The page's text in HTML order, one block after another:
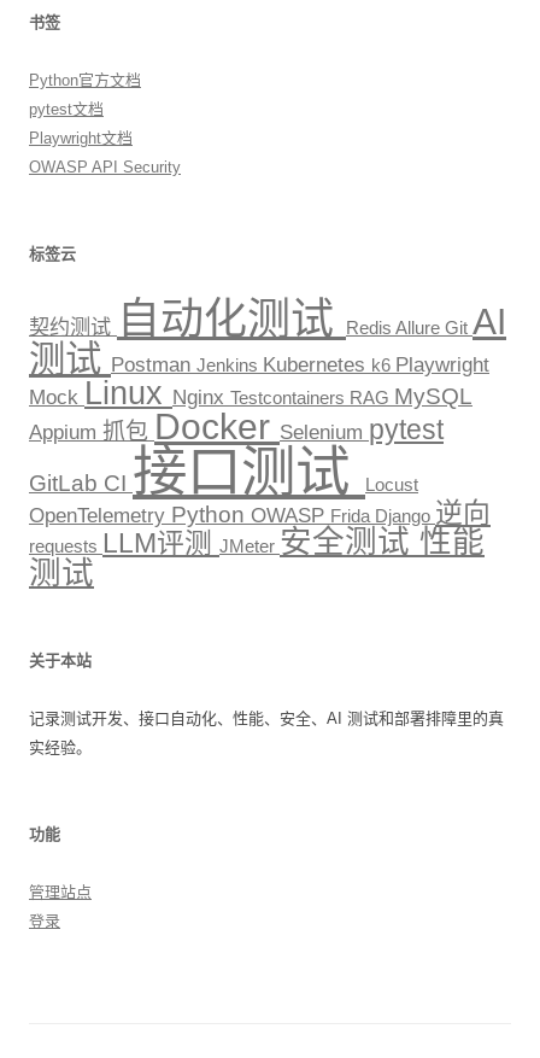
书签
Python官方文档
pytest文档
Playwright文档
OWASP API Security
标签云
契约测试 自动化测试 Redis Allure Git AI
测试 Postman Jenkins Kubernetes k6 Playwright
Mock Linux Nginx Testcontainers RAG MySQL
Appium 抓包 Docker Selenium pytest
GitLab CI 接口测试 Locust
OpenTelemetry Python OWASP Frida Django 逆向
requests LLM评测 JMeter 安全测试 性能
测试
关于本站
记录测试开发、接口自动化、性能、安全、AI 测试和部署排障里的真
实经验。
功能
管理站点
登录